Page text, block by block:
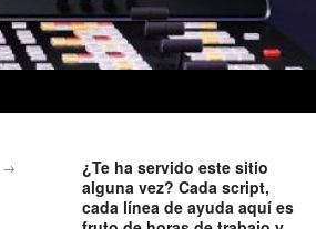
→
¿Te ha servido este sitio
alguna vez? Cada script,
cada línea de ayuda aquí es